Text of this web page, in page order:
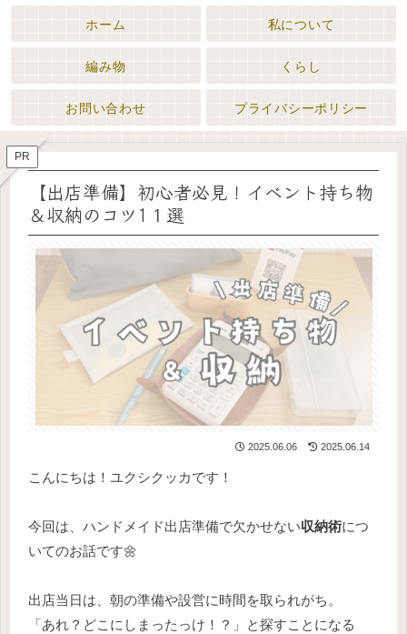
ホーム 私について
編み物 くらし
お問い合わせ プライバシーポリシー
PR
【出店準備】初心者必見！イベント持ち物
＆収納のコツ1１選
2025.06.06 2025.06.14
こんにちは！ユクシクッカです！
今回は、ハンドメイド出店準備で欠かせない収納術につ
いてのお話です🌼
出店当日は、朝の準備や設営に時間を取られがち。
「あれ？どこにしまったっけ！？」と探すことになる